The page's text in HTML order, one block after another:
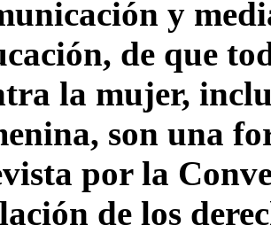
y
de que
la mujer,
son una
por la
de los